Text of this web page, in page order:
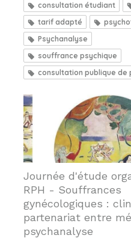
consultation étudiant
tarif adapté
Psychanalyse
souffrance psychique
consultation publique de
Journée d'étude
RPH - Souffrances
gynécologiques :
partenariat entre
psychanalyse